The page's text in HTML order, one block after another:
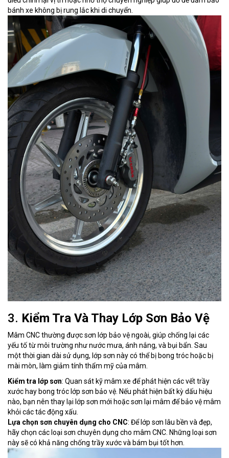
bánh xe không bị rung lắc khi di chuyển.
3. Kiểm Tra Và Thay Lớp Sơn Bảo Vệ
Mâm CNC thường được sơn lớp bảo vệ ngoài, giúp chống lại các
yếu tố từ môi trường như nước mưa, ánh nắng, và bụi bẩn. Sau
một thời gian dài sử dụng, lớp sơn này có thể bị bong tróc hoặc bị
mài mòn, làm giảm tính thẩm mỹ của mâm.
Kiểm tra lớp sơn: Quan sát kỹ mâm xe để phát hiện các vết trầy
xước hay bong tróc lớp sơn bảo vệ. Nếu phát hiện bất kỳ dấu hiệu
nào, bạn nên thay lại lớp sơn mới hoặc sơn lại mâm để bảo vệ mâm
khỏi các tác động xấu.
Lựa chọn sơn chuyên dụng cho CNC: Để lớp sơn lâu bền và đẹp,
hãy chọn các loại sơn chuyên dụng cho mâm CNC. Những loại sơn
này sẽ có khả năng chống trầy xước và bám bụi tốt hơn.